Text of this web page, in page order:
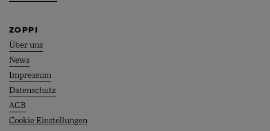
ZOPPI
Über uns
News
Impressum
Datenschutz
AGB
Cookie Einstellungen